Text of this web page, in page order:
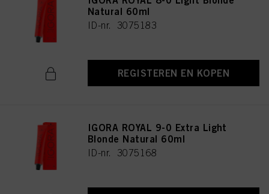
Natural 60ml
ID-nr. 3075183
REGISTEREN EN KOPEN
IGORA ROYAL 9-0 Extra Light
Blonde Natural 60ml
ID-nr. 3075168